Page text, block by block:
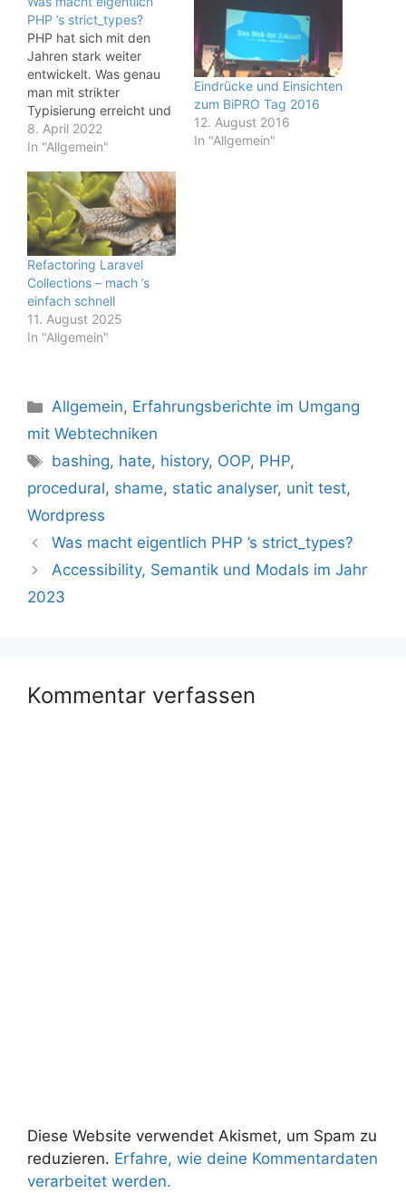
PHP ’s strict_types?
PHP hat sich mit den
Jahren stark weiter
entwickelt. Was genau
man mit strikter
Typisierung erreicht und
warum das alles
notwendig ist, erfahrt ihr
8. April 2022
In "Allgemein"
Eindrücke und Einsichten
zum BiPRO Tag 2016
12. August 2016
In "Allgemein"
Refactoring Laravel
Collections – mach ’s
einfach schnell
11. August 2025
In "Allgemein"
Kategorien
Allgemein, Erfahrungsberichte im Umgang
mit Webtechniken
Schlagwörter
bashing, hate, history, OOP, PHP,
procedural, shame, static analyser, unit test,
Wordpress
Was macht eigentlich PHP ’s strict_types?
Accessibility, Semantik und Modals im Jahr
2023
Kommentar verfassen
Diese Website verwendet Akismet, um Spam zu
reduzieren. Erfahre, wie deine Kommentardaten
verarbeitet werden.